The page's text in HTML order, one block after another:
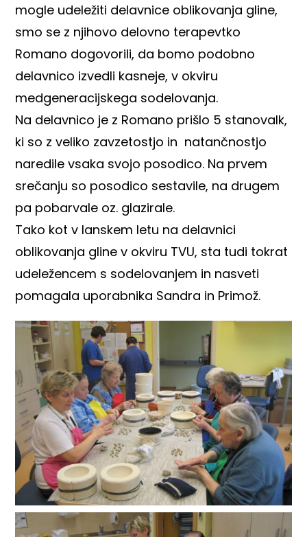
mogle udeležiti delavnice oblikovanja gline,
smo se z njihovo delovno terapevtko
Romano dogovorili, da bomo podobno
delavnico izvedli kasneje, v okviru
medgeneracijskega sodelovanja.
Na delavnico je z Romano prišlo 5 stanovalk,
ki so z veliko zavzetostjo in natančnostjo
naredile vsaka svojo posodico. Na prvem
srečanju so posodico sestavile, na drugem
pa pobarvale oz. glazirale.
Tako kot v lanskem letu na delavnici
oblikovanja gline v okviru TVU, sta tudi tokrat
udeležencem s sodelovanjem in nasveti
pomagala uporabnika Sandra in Primož.